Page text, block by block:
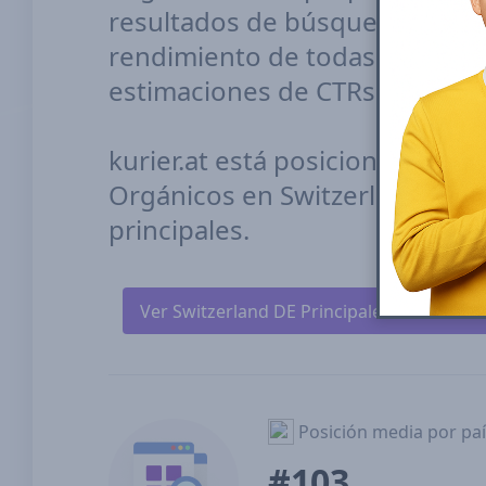
resultados de búsqueda
rendimiento de todas tus
estimaciones de CTRs (tasas
kurier.at está posicionado
Orgánicos en Switzerland DE
principales.
Ver Switzerland DE Principales sitios de
Posición media por